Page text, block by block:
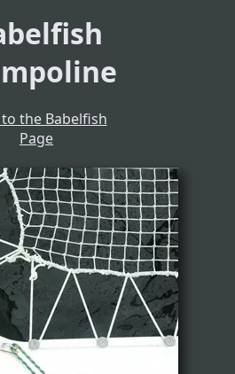
the Babelfish
Page